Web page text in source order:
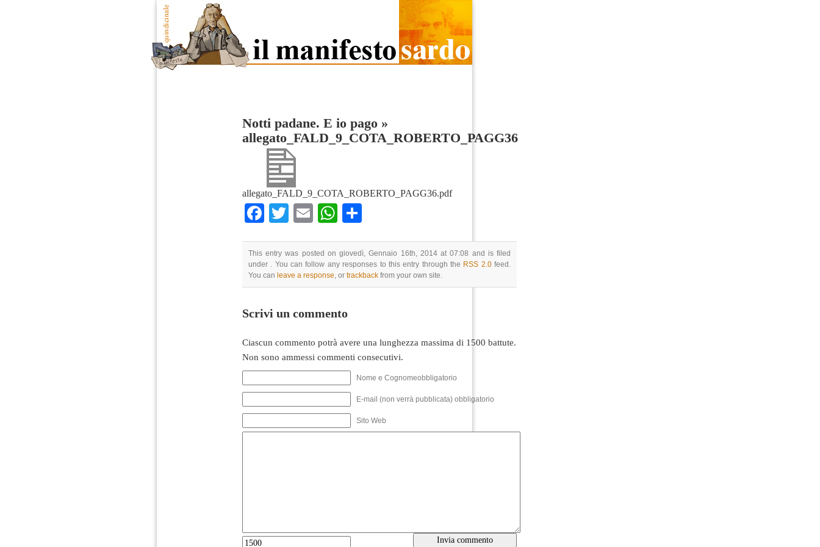
Notti padane. E io pago »
allegato_FALD_9_COTA_ROBERTO_PAGG36
allegato_FALD_9_COTA_ROBERTO_PAGG36.pdf
Facebook
TwitterEmailWhatsApp
This entry was posted on giovedì, Gennaio 16th, 2014 at 07:08 and is filed
under . You can follow any responses to this entry through the RSS 2.0feed.
You can leave a response, or trackback from your own site.
Scrivi un commento
Ciascun commento potrà avere una lunghezza massima di 1500 battute.
Non sono ammessi commenti consecutivi.
Nome e Cognomeobbligatorio
E-mail (non verrà pubblicata) obbligatorio
Sito Web